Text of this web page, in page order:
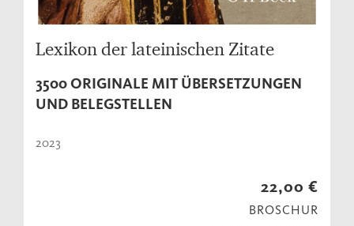
Lexikon der lateinischen Zitate
3500 ORIGINALE MIT ÜBERSETZUNGEN
UND BELEGSTELLEN
2023
22,00 €
BROSCHUR